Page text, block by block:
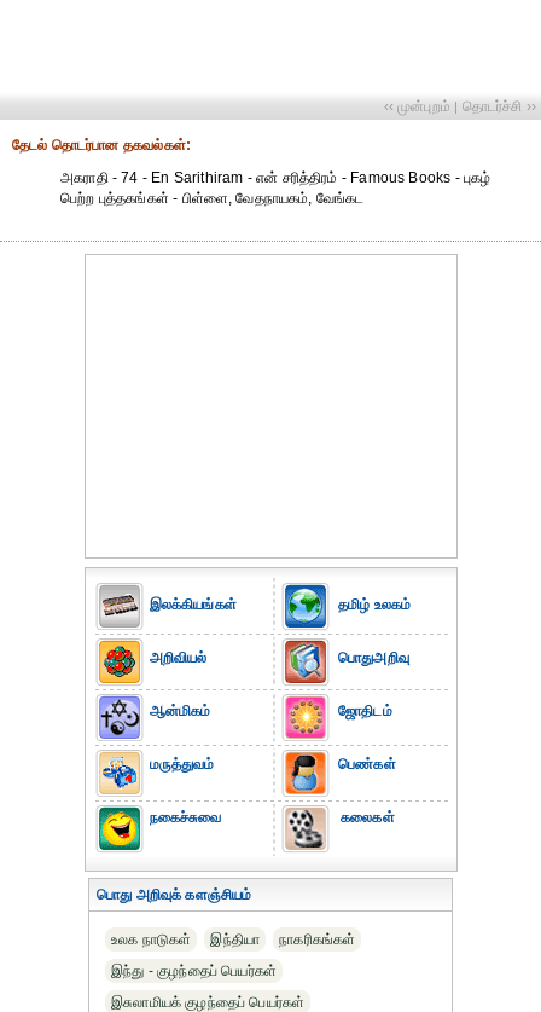
‹‹ முன்புறம் | தொடர்ச்சி ››
தேட‌ல் தொட‌ர்பான தகவ‌ல்க‌ள்:
அகராதி - 74 - En Sarithiram - என் சரித்திரம் - Famous Books - புகழ்
பெற்ற புத்தகங்கள் - பிள்ளை, வேதநாயகம், வேங்கட
இலக்கியங்கள்
அறிவியல்
ஆன்மிகம்
மருத்துவம்
நகைச்சுவை
தமிழ் உலகம்
பொதுஅறிவு
ஜோதிடம்
பெண்கள்
கலைகள்
பொது அறிவுக் களஞ்சியம்
உலக நாடுகள் இந்தியா
நாகரிகங்கள்
இந்து - குழந்தைப் பெயர்கள்
இசுலாமியக் குழந்தைப் பெயர்கள்